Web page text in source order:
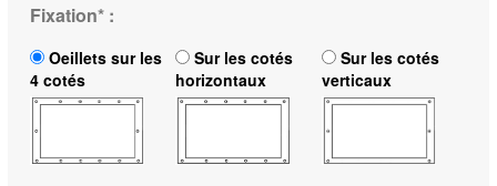
Fixation*:
Oeillets sur les
4 cotés
Sur les cotés
horizontaux
Sur les cotés
verticaux